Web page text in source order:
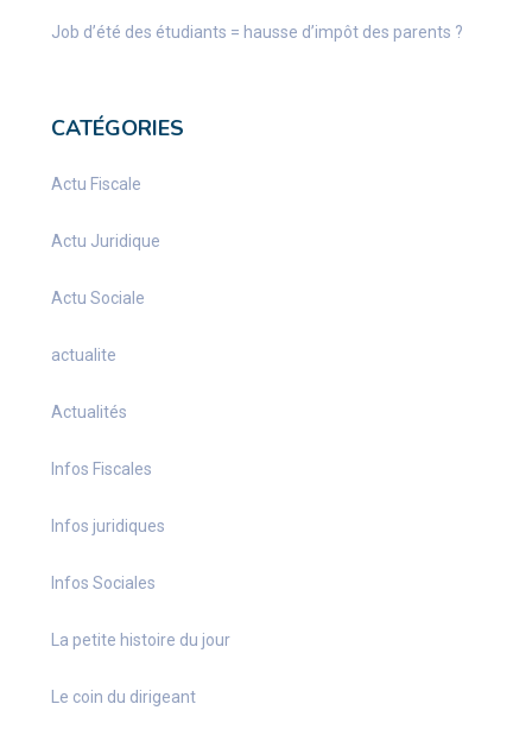
Job d’été des étudiants = hausse d’impôt des parents ?
CATÉGORIES
Actu Fiscale
Actu Juridique
Actu Sociale
actualite
Actualités
Infos Fiscales
Infos juridiques
Infos Sociales
La petite histoire du jour
Le coin du dirigeant